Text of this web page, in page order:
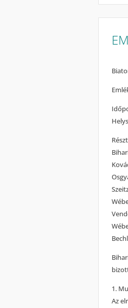
1.
Az